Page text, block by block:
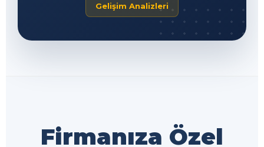
Gelişim Analizleri
Firmanıza Özel